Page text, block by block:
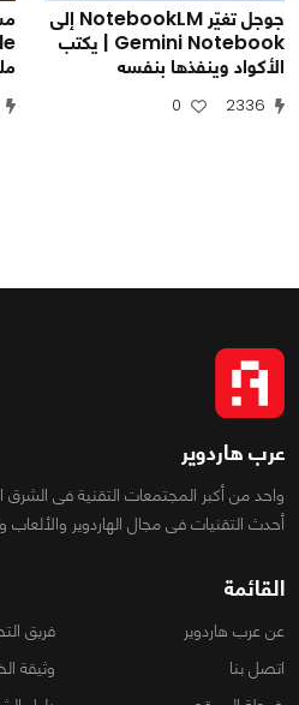
جوجل تغيّر NotebookLM إلى
Gemini Notebook | يكتب
الأكواد وينفذها بنفسه
2336
0
عرب هاردوير
واحد من أكبر المجتمعات التقنية فى
أحدث التقنيات فى مجال الهاردوير والألعاب
القائمة
عن عرب هاردوير
فريق
اتصل بنا
وثيقة